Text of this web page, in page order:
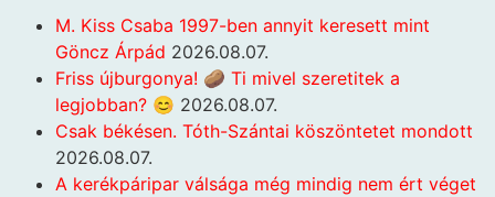
M. Kiss Csaba 1997-ben annyit keresett mint
Göncz Árpád 2026.08.07.
Friss újburgonya! 🥔 Ti mivel szeretitek a
legjobban? 😊 2026.08.07.
Csak békésen. Tóth-Szántai köszöntetet mondott
2026.08.07.
A kerékpáripar válsága még mindig nem ért véget